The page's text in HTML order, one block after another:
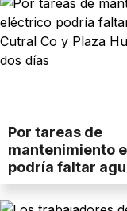
Por tareas de
mantenimiento
podría faltar
Co y Plaza
dos días